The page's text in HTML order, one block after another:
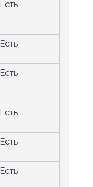
Есть
Есть
Есть
Есть
Есть
Есть